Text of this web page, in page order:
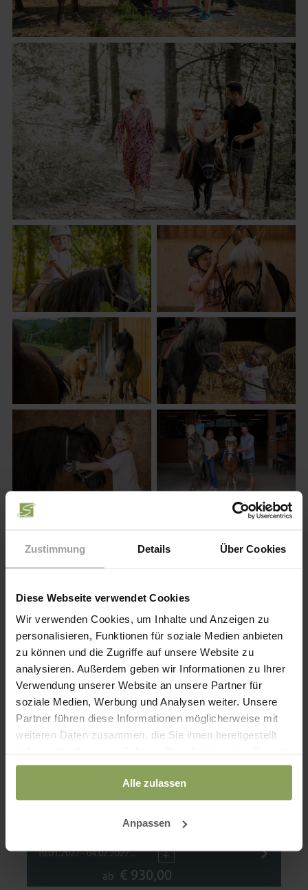
Zustimmung Details Über Cookies
Diese Webseite verwendet Cookies
Wir verwenden Cookies, um Inhalte und Anzeigen zu
personalisieren, Funktionen für soziale Medien anbieten
zu können und die Zugriffe auf unsere Website zu
analysieren. Außerdem geben wir Informationen zu Ihrer
Verwendung unserer Website an unsere Partner für
soziale Medien, Werbung und Analysen weiter. Unsere
Partner führen diese Informationen möglicherweise mit
weiteren Daten zusammen, die Sie ihnen bereitgestellt
gesammelt haben.
Alle zulassen
Anpassen
Aktuelle Reiterpauschalen
ab 4 Nächte
Erstes Reiterglück - Classic
Reiten für Ihr Kind | inkl. 2 x Ponyreiten im Wert
10.01.2027 - 04.02.2027...
+
ab € 930,00